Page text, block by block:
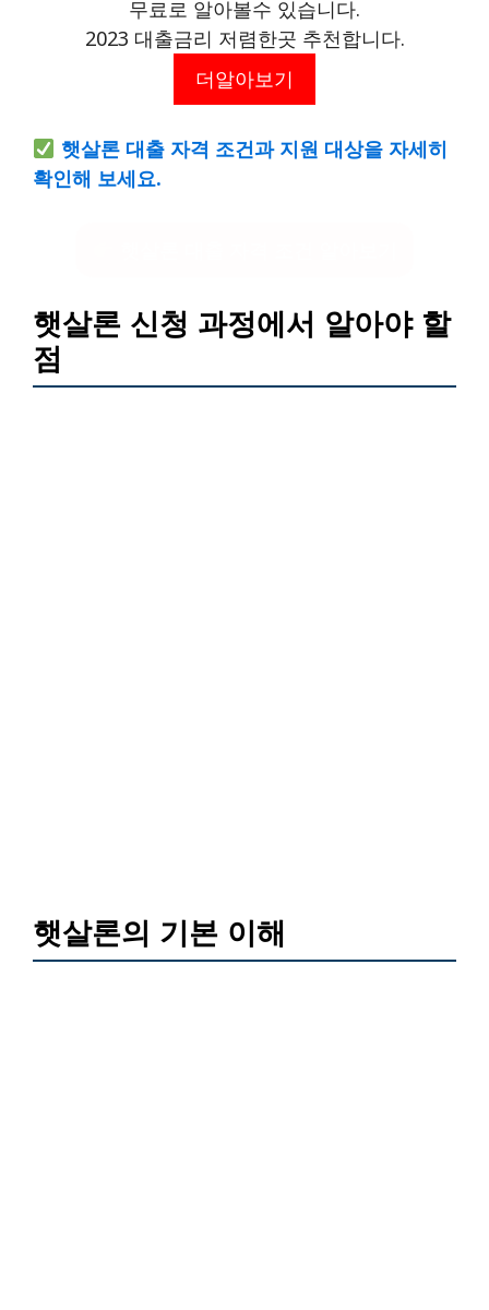
무료로 알아볼수 있습니다.
2023 대출금리 저렴한곳 추천합니다.
더알아보기
햇살론 대출 자격 조건과 지원 대상을 자세히
확인해 보세요.
햇살론 신청 과정에서 알아야 할
점
햇살론의 기본 이해